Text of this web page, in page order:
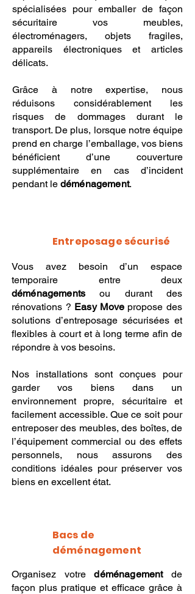
spécialisées pour emballer de façon
sécuritaire vos meubles,
électroménagers, objets fragiles,
appareils électroniques et articles
délicats.
Grâce à notre expertise, nous
réduisons considérablement les
risques de dommages durant le
transport. De plus, lorsque notre équipe
prend en charge l’emballage, vos biens
bénéficient d’une couverture
supplémentaire en cas d’incident
pendant le déménagement.
Entreposage sécurisé
Vous avez besoin d’un espace
temporaire entre deux
déménagements ou durant des
rénovations ? Easy Movepropose des
solutions d’entreposage sécurisées et
flexibles à court et à long terme afin de
répondre à vos besoins.
Nos installations sont conçues pour
garder vos biens dans un
environnement propre, sécuritaire et
facilement accessible. Que ce soit pour
entreposer des meubles, des boîtes, de
l’équipement commercial ou des effets
personnels, nous assurons des
conditions idéales pour préserver vos
biens en excellent état.
Bacs de
déménagement
Organisez votredéménagementde
façon plus pratique et efficace grâce à